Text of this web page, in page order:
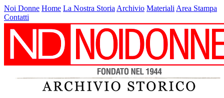
Noi Donne Home La Nostra Storia Archivio Materiali Area Stampa
Contatti